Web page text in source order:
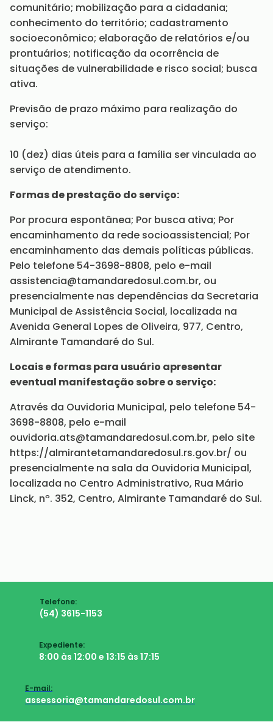
comunitário; mobilização para a cidadania;
conhecimento do território; cadastramento
socioeconômico; elaboração de relatórios e/ou
prontuários; notificação da ocorrência de
situações de vulnerabilidade e risco social; busca
ativa.
Previsão de prazo máximo para realização do
serviço:
10 (dez) dias úteis para a família ser vinculada ao
serviço de atendimento.
Formas de prestação do serviço:
Por procura espontânea; Por busca ativa; Por
encaminhamento da rede socioassistencial; Por
encaminhamento das demais políticas públicas.
Pelo telefone 54-3698-8808, pelo e-mail
assistencia@tamandaredosul.com.br, ou
presencialmente nas dependências da Secretaria
Municipal de Assistência Social, localizada na
Avenida General Lopes de Oliveira, 977, Centro,
Almirante Tamandaré do Sul.
Locais e formas para usuário apresentar
eventual manifestação sobre o serviço:
Através da Ouvidoria Municipal, pelo telefone 54-
3698-8808, pelo e-mail
ouvidoria.ats@tamandaredosul.com.br, pelo site
https://almirantetamandaredosul.rs.gov.br/ ou
presencialmente na sala da Ouvidoria Municipal,
localizada no Centro Administrativo, Rua Mário
Linck, nº. 352, Centro, Almirante Tamandaré do Sul.
Telefone:
(54) 3615-1153
Expediente:
8:00 às 12:00 e 13:15 às 17:15
E-mail:
assessoria@tamandaredosul.com.br